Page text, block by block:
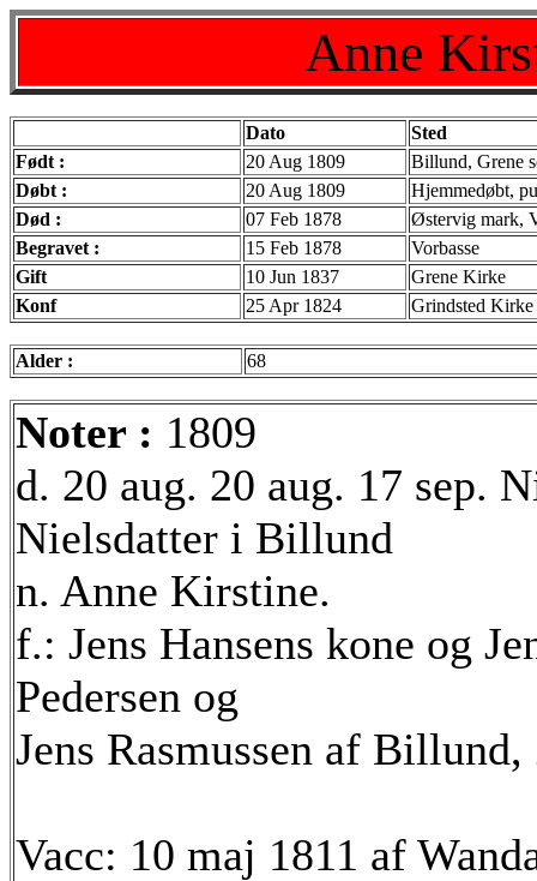
Anne
Dato
Sted
Født :
20 Aug 1809
Billund, Grene
Døbt :
20 Aug 1809
Hjemmedøbt,
Død :
07 Feb 1878
Østervig mark,
Begravet :
15 Feb 1878
Vorbasse
Gift
10 Jun 1837
Grene Kirke
Konf
25 Apr 1824 Grindsted Kirke
Alder : 68
Noter : 1809
d. 20 aug. 20 aug. 17 sep.
Nielsdatter i Billund
n. Anne Kirstine.
f.: Jens Hansens kone og
Pedersen og
Jens Rasmussen af
Vacc: 10 maj 1811 af